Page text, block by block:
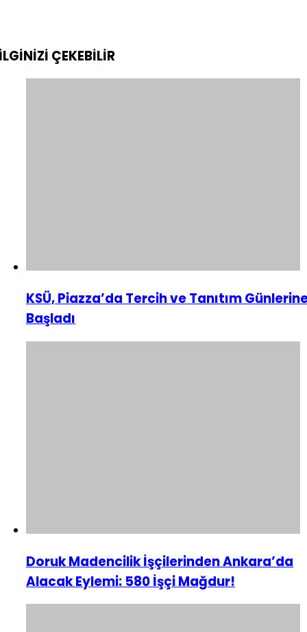
ÇEKEBİLİR
KSÜ, Piazza’da Tercih ve Tanıtım
Başladı
Doruk Madencilik İşçilerinden Ankara’da
Alacak Eylemi: 580 İşçi Mağdur!